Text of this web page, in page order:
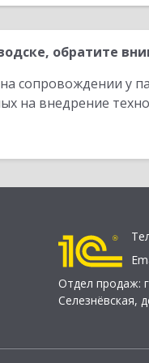
обратите
сопровождении у
на внедрение
Отдел продаж:
Селезнёвская,